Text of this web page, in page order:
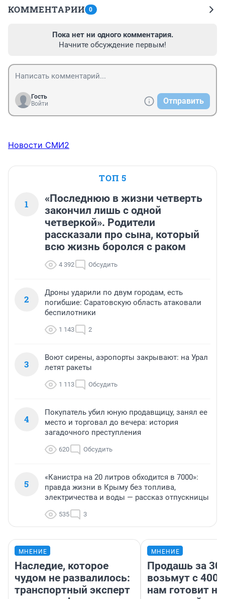
КОММЕНТАРИИ 0
Пока нет ни одного комментария.
Начните обсуждение первым!
Гость
Войти
Отправить
Новости СМИ2
ТОП 5
1
«Последнюю в жизни четверть
закончил лишь с одной
четверкой». Родители
рассказали про сына, который
всю жизнь боролся с раком
4 392 Обсудить
2
Дроны ударили по двум городам, есть
погибшие: Саратовскую область атаковали
беспилотники
1 143 2
3
Воют сирены, аэропорты закрывают: на Урал
летят ракеты
1 113 Обсудить
4
Покупатель убил юную продавщицу, занял ее
место и торговал до вечера: история
загадочного преступления
620 Обсудить
5
«Канистра на 20 литров обходится в 7000»:
правда жизни в Крыму без топлива,
электричества и воды — рассказ отпускницы
535 3
МНЕНИЕ
Наследие, которое
чудом не развалилось:
транспортный эксперт
МНЕНИЕ
Продашь за
возьмут с
нам готовит